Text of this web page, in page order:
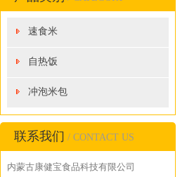
速食米
自热饭
冲泡米包
联系我们 / CONTACT US
内蒙古康健宝食品科技有限公司